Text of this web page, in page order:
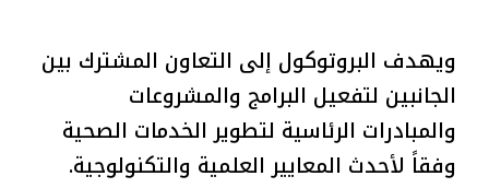
ويهدف البروتوكول إلى التعاون المشترك بين
الجانبين لتفعيل البرامج والمشروعات
والمبادرات الرئاسية لتطوير الخدمات الصحية
وفقاً لأحدث المعايير العلمية والتكنولوجية.